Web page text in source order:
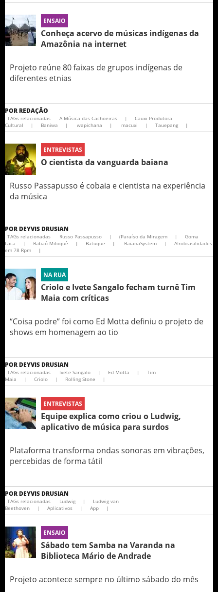
ENSAIO
Conheça acervo de músicas indígenas da
Amazônia na internet
Projeto reúne 80 faixas de grupos indígenas de
diferentes etnias
POR REDAÇÃO
TAGs relacionadas A Música das Cachoeiras |
Cauxi Produtora
Cultural
| Baniwa | wapichana | macuxi | Tauepang |
ENTREVISTAS
O cientista da vanguarda baiana
Russo Passapusso é cobaia e cientista na experiência
da música
POR DEYVIS DRUSIAN
TAGs relacionadas Russo Passapusso | (Paraíso da Miragem |
Goma
Laca
| Babaô Miloquê | Batuque | BaianaSystem |
Afrobrasilidades
em 78 Rpm
|
NA RUA
Criolo e Ivete Sangalo fecham turnê Tim
Maia com críticas
“Coisa podre” foi como Ed Motta definiu o projeto de
shows em homenagem ao tio
POR DEYVIS DRUSIAN
TAGs relacionadas Ivete Sangalo | Ed Motta |
Tim
Maia
| Criolo | Rolling Stone |
ENTREVISTAS
Equipe explica como criou o Ludwig‏,
aplicativo de música para surdos
Plataforma transforma ondas sonoras em vibrações,
percebidas de forma tátil
POR DEYVIS DRUSIAN
TAGs relacionadas Ludwig |
Ludwig van
Beethoven
| Aplicativos | App |
ENSAIO
Sábado tem Samba na Varanda na
Biblioteca Mário de Andrade
Projeto acontece sempre no último sábado do mês